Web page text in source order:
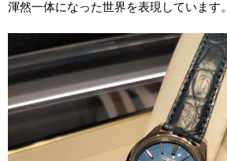
渾然一体になった世界を表現しています。